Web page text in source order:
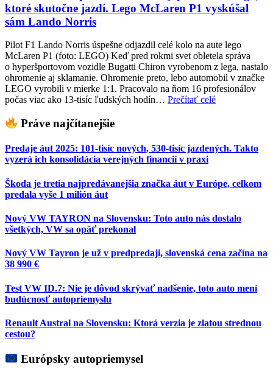
ktoré skutočne jazdí. Lego McLaren P1 vyskúšal
sám Lando Norris
Pilot F1 Lando Norris úspešne odjazdil celé kolo na aute lego
McLaren P1 (foto: LEGO) Keď pred rokmi svet obletela správa
o hyperšportovom vozidle Bugatti Chiron vyrobenom z lega, nastalo
ohromenie aj sklamanie. Ohromenie preto, lebo automobil v značke
LEGO vyrobili v mierke 1:1. Pracovalo na ňom 16 profesionálov
počas viac ako 13-tisíc ľudských hodín… Prečítať celé
Práve najčítanejšie
Predaje áut 2025: 101-tisíc nových, 530-tisíc jazdených. Takto
vyzerá ich konsolidácia verejných financií v praxi
Škoda je tretia najpredávanejšia značka áut v Európe, celkom
predala vyše 1 milión áut
Nový VW TAYRON na Slovensku: Toto auto nás dostalo
všetkých, VW sa opäť prekonal
Nový VW Tayron je už v predpredaji, slovenská cena začína na
38 990 €
Test VW ID.7: Nie je dôvod skrývať nadšenie, toto auto mení
budúcnosť autopriemyslu
Renault Austral na Slovensku: Ktorá verzia je zlatou strednou
cestou?
Európsky autopriemysel